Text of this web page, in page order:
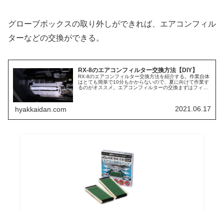
グローブボックスの取り外しができれば、エアコンフィル
ターなどの交換ができる。
RX-8のエアコンフィルター交換方法【DIY】
RX-8のエアコンフィルター交換方法を紹介する。作業自体
はとても簡単で10分もかからないので、夏に向けて作業す
るのがオススメ。エアコンフィルターの交換まずはフィル
hyakkaidan.com 2021.06.17